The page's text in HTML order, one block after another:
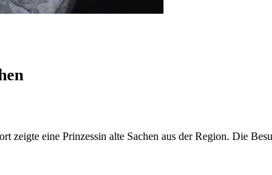
zeigte eine Prinzessin alte Sachen aus der Region. Die